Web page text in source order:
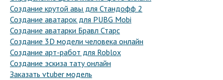
Создание крутой авы для Стандофф 2
Создание аватарок для PUBG Mobi
Создание аватарки Бравл Старс
Создание 3D модели человека онлайн
Создание арт-работ для Roblox
Создание эскиза тату онлайн
Заказать vtuber модель